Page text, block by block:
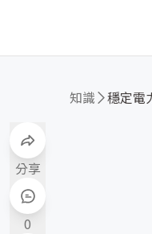
分享
0
知識